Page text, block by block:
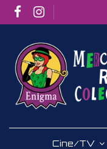
Cine/TV